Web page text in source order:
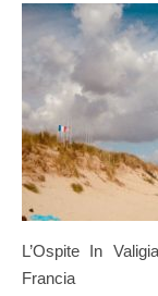
L’Ospite In
Francia